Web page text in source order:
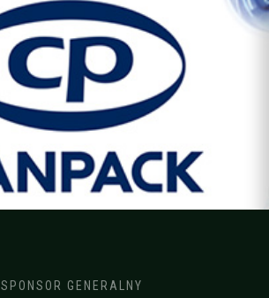
SPONSOR GENERALNY